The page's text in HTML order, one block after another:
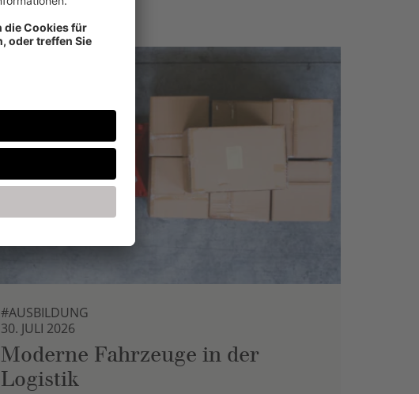
#AUSBILDUNG
30. JULI 2026
Moderne Fahrzeuge in der
Logistik